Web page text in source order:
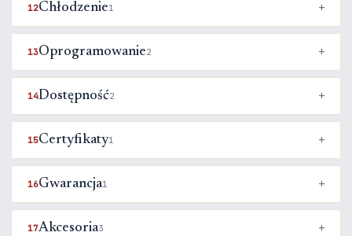
12Chłodzenie1
13Oprogramowanie2
14Dostępność2
15Certyfikaty1
16Gwarancja1
17Akcesoria3